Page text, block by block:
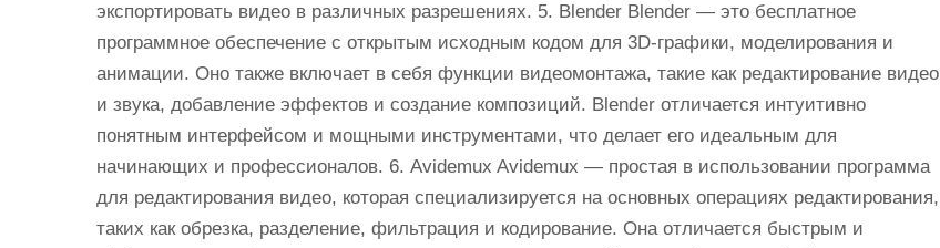
экспортировать видео в различных разрешениях. 5. Blender Blender — это бесплатное
программное обеспечение с открытым исходным кодом для 3D-графики, моделирования и
анимации. Оно также включает в себя функции видеомонтажа, такие как редактирование видео
и звука, добавление эффектов и создание композиций. Blender отличается интуитивно
понятным интерфейсом и мощными инструментами, что делает его идеальным для
начинающих и профессионалов. 6. Avidemux Avidemux — простая в использовании программа
для редактирования видео, которая специализируется на основных операциях редактирования,
таких как обрезка, разделение, фильтрация и кодирование. Она отличается быстрым и